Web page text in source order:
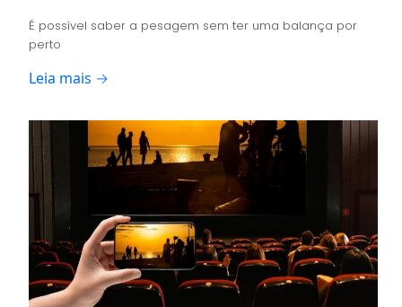
É possível saber a pesagem sem ter uma balança por
perto
Leia mais →